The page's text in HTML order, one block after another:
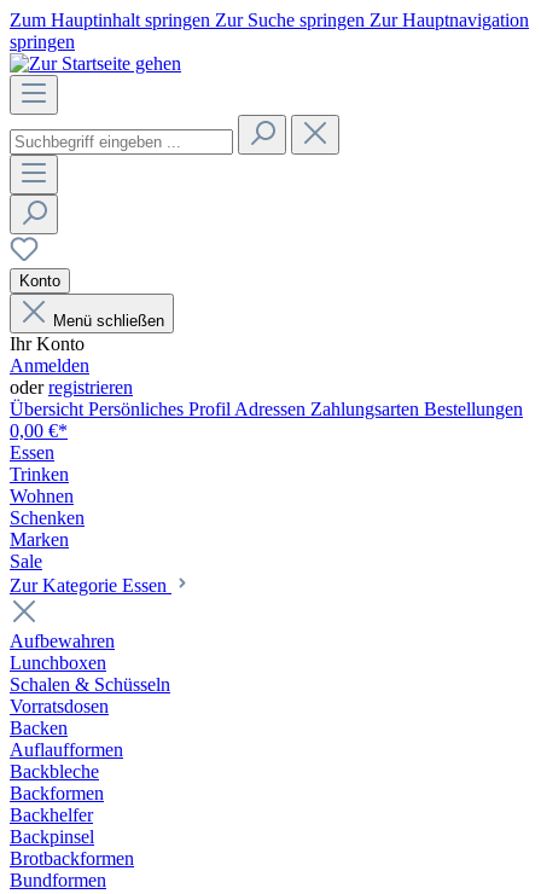
Zum Hauptinhalt springen Zur Suche springen Zur Hauptnavigation
springen
Konto
Menü schließen
Ihr Konto
Anmelden
oderregistrieren
Übersicht Persönliches Profil Adressen Zahlungsarten Bestellungen
0,00 €*
Essen
Trinken
Wohnen
Schenken
Marken
Sale
Zur Kategorie Essen
Aufbewahren
Lunchboxen
Schalen & Schüsseln
Vorratsdosen
Backen
Auflaufformen
Backbleche
Backformen
Backhelfer
Backpinsel
Brotbackformen
Bundformen